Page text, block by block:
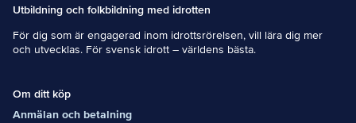
Utbildning och folkbildning med idrotten
För dig som är engagerad inom idrottsrörelsen, vill lära dig mer
och utvecklas. För svensk idrott – världens bästa.
Om ditt köp
Anmälan och betalning